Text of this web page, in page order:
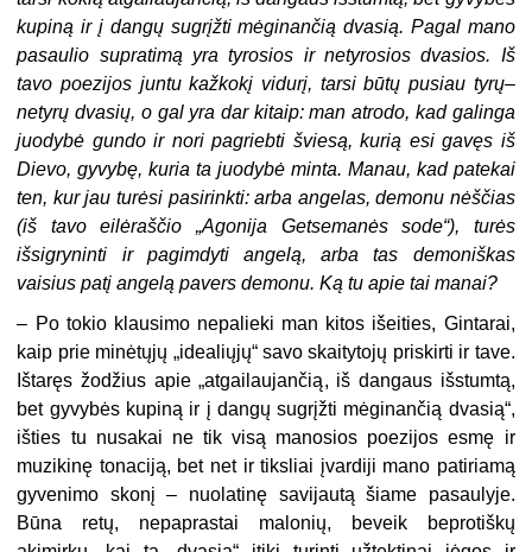
kupiną ir į dangų sugrįžti mėginančią dvasią. Pagal mano
pasaulio supratimą yra tyrosios ir netyrosios dvasios. Iš
tavo poezijos juntu kažkokį vidurį, tarsi būtų pusiau tyrų–
netyrų dvasių, o gal yra dar kitaip: man atrodo, kad galinga
juodybė gundo ir nori pagriebti šviesą, kurią esi gavęs iš
Dievo, gyvybę, kuria ta juodybė minta. Manau, kad patekai
ten, kur jau turėsi pasirinkti: arba angelas, demonu nėščias
(iš tavo eilėraščio „Agonija Getsemanės sode“), turės
išsigryninti ir pagimdyti angelą, arba tas demoniškas
vaisius patį angelą pavers demonu. Ką tu apie tai manai?
– Po tokio klausimo nepalieki man kitos išeities, Gintarai,
kaip prie minėtųjų „idealiųjų“ savo skaitytojų priskirti ir tave.
Ištaręs žodžius apie „atgailaujančią, iš dangaus išstumtą,
bet gyvybės kupiną ir į dangų sugrįžti mėginančią dvasią“,
išties tu nusakai ne tik visą manosios poezijos esmę ir
muzikinę tonaciją, bet net ir tiksliai įvardiji mano patiriamą
gyvenimo skonį – nuolatinę savijautą šiame pasaulyje.
Būna retų, nepaprastai malonių, beveik beprotiškų